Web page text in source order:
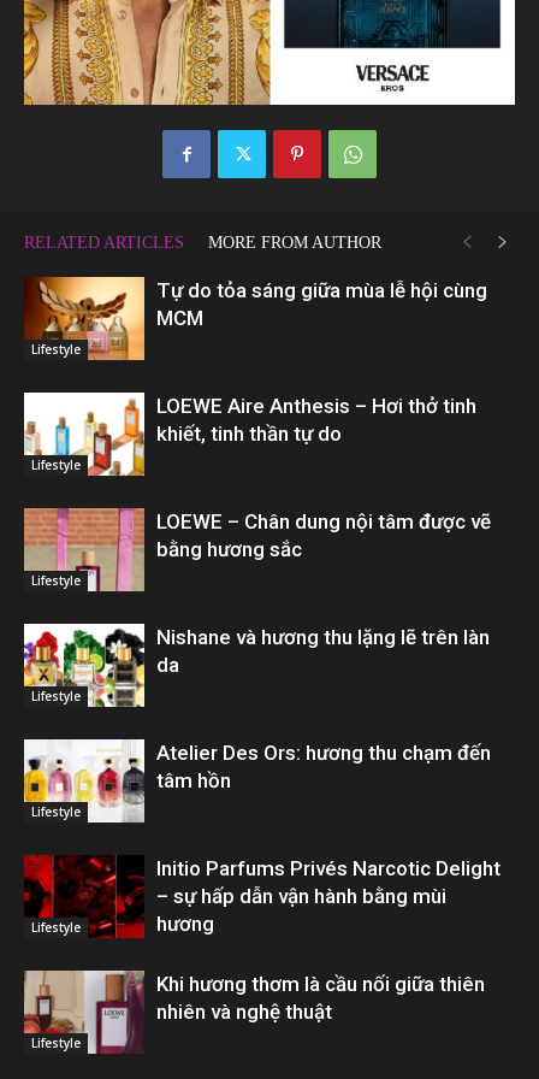
RELATED ARTICLES MORE FROM AUTHOR
Lifestyle
Tự do tỏa sáng giữa mùa lễ hội cùng
MCM
Lifestyle
LOEWE Aire Anthesis – Hơi thở tinh
khiết, tinh thần tự do
Lifestyle
LOEWE – Chân dung nội tâm được vẽ
bằng hương sắc
Lifestyle
Nishane và hương thu lặng lẽ trên làn
da
Lifestyle
Atelier Des Ors: hương thu chạm đến
tâm hồn
Lifestyle
Initio Parfums Privés Narcotic Delight
– sự hấp dẫn vận hành bằng mùi
hương
Lifestyle
Khi hương thơm là cầu nối giữa thiên
nhiên và nghệ thuật